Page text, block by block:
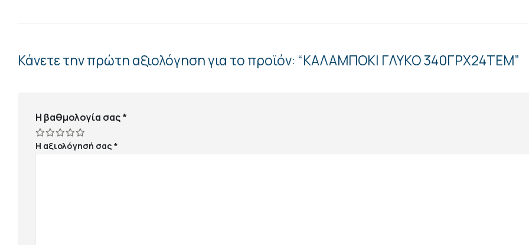
Κάνετε την πρώτη αξιολόγηση για το προϊόν: “ΚΑΛΑΜΠΟΚΙ ΓΛΥΚΟ 340ΓΡΧ24ΤΕΜ”
Η βαθμολογία σας*
Η αξιολόγησή σας*